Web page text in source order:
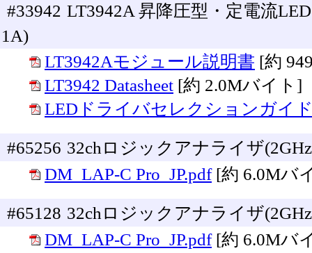
#33942 LT3942A 昇降圧型・定電流
1A)
LT3942Aモジュール説明書 [約
LT3942 Datasheet [約 2.0Mバイト]
LEDドライバセレクションガイ
#65256 32chロジックアナライザ
DM_LAP-C Pro_JP.pdf [約 6.0Mバ
#65128 32chロジックアナライザ
DM_LAP-C Pro_JP.pdf [約 6.0Mバ